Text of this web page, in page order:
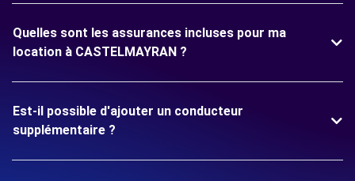
Quelles sont les assurances incluses pour ma
location à CASTELMAYRAN ?
Est-il possible d'ajouter un conducteur
supplémentaire ?